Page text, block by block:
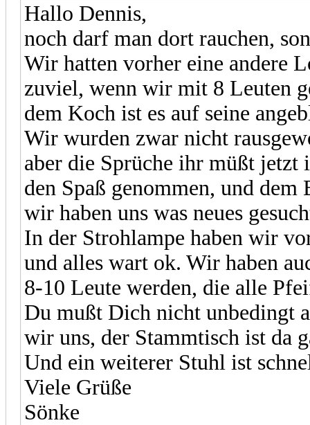
Hallo Dennis,
noch darf man dort rauchen,
Wir hatten vorher eine andere
zuviel, wenn wir mit 8 Leuten
dem Koch ist es auf seine
Wir wurden zwar nicht
aber die Sprüche ihr müßt jetzt
den Spaß genommen, und
wir haben uns was neues
In der Strohlampe haben wir
und alles wart ok. Wir haben
8-10 Leute werden, die alle
Du mußt Dich nicht unbedingt
wir uns, der Stammtisch ist da
Und ein weiterer Stuhl ist
Viele Grüße
Sönke